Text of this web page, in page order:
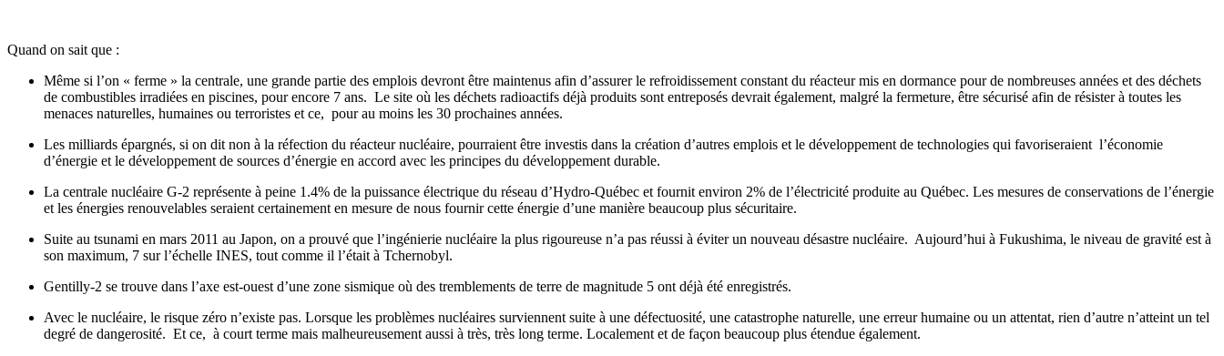
Quand on sait que :
Même si l’on « ferme » la centrale, une grande partie des emplois devront être maintenus afin d’assurer le refroidissement constant du réacteur mis en dormance pour de nombreuses années et des déchets
de combustibles irradiées en piscines, pour encore 7 ans. Le site où les déchets radioactifs déjà produits sont entreposés devrait également, malgré la fermeture, être sécurisé afin de résister à toutes les
menaces naturelles, humaines ou terroristes et ce, pour au moins les 30 prochaines années.
Les milliards épargnés, si on dit non à la réfection du réacteur nucléaire, pourraient être investis dans la création d’autres emplois et le développement de technologies qui favoriseraient l’économie
d’énergie et le développement de sources d’énergie en accord avec les principes du développement durable.
La centrale nucléaire G-2 représente à peine 1.4% de la puissance électrique du réseau d’Hydro-Québec et fournit environ 2% de l’électricité produite au Québec. Les mesures de conservations de l’énergie
et les énergies renouvelables seraient certainement en mesure de nous fournir cette énergie d’une manière beaucoup plus sécuritaire.
Suite au tsunami en mars 2011 au Japon, on a prouvé que l’ingénierie nucléaire la plus rigoureuse n’a pas réussi à éviter un nouveau désastre nucléaire. Aujourd’hui à Fukushima, le niveau de gravité est à
son maximum, 7 sur l’échelle INES, tout comme il l’était à Tchernobyl.
Gentilly-2 se trouve dans l’axe est-ouest d’une zone sismique où des tremblements de terre de magnitude 5 ont déjà été enregistrés.
Avec le nucléaire, le risque zéro n’existe pas. Lorsque les problèmes nucléaires surviennent suite à une défectuosité, une catastrophe naturelle, une erreur humaine ou un attentat, rien d’autre n’atteint un tel
degré de dangerosité. Et ce, à court terme mais malheureusement aussi à très, très long terme. Localement et de façon beaucoup plus étendue également.